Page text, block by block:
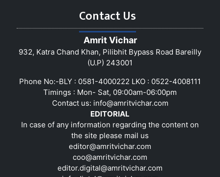
Contact Us
Amrit Vichar
932, Katra Chand Khan, Pilibhit Bypass Road Bareilly
(U.P) 243001
Phone No:-BLY : 0581-4000222 LKO : 0522-4008111
Timings : Mon- Sat, 09:00am-06:00pm
Contact us: info@amritvichar.com
EDITORIAL
In case of any information regarding the content on
the site please mail us
editor@amritvichar.com
coo@amritvichar.com
editor.digital@amritvichar.com